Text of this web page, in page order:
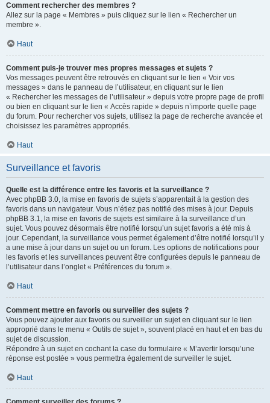
Comment rechercher des membres ?
Allez sur la page « Membres » puis cliquez sur le lien « Rechercher un
membre ».
Haut
Comment puis-je trouver mes propres messages et sujets ?
Vos messages peuvent être retrouvés en cliquant sur le lien « Voir vos
messages » dans le panneau de l’utilisateur, en cliquant sur le lien
« Rechercher les messages de l’utilisateur » depuis votre propre page de profil
ou bien en cliquant sur le lien « Accès rapide » depuis n’importe quelle page
du forum. Pour rechercher vos sujets, utilisez la page de recherche avancée et
choisissez les paramètres appropriés.
Haut
Surveillance et favoris
Quelle est la différence entre les favoris et la surveillance ?
Avec phpBB 3.0, la mise en favoris de sujets s’apparentait à la gestion des
favoris dans un navigateur. Vous n’étiez pas notifié des mises à jour. Depuis
phpBB 3.1, la mise en favoris de sujets est similaire à la surveillance d’un
sujet. Vous pouvez désormais être notifié lorsqu’un sujet favoris a été mis à
jour. Cependant, la surveillance vous permet également d’être notifié lorsqu’il y
a une mise à jour dans un sujet ou un forum. Les options de notifications pour
les favoris et les surveillances peuvent être configurées depuis le panneau de
l’utilisateur dans l’onglet « Préférences du forum ».
Haut
Comment mettre en favoris ou surveiller des sujets ?
Vous pouvez ajouter aux favoris ou surveiller un sujet en cliquant sur le lien
approprié dans le menu « Outils de sujet », souvent placé en haut et en bas du
sujet de discussion.
Répondre à un sujet en cochant la case du formulaire « M’avertir lorsqu’une
réponse est postée » vous permettra également de surveiller le sujet.
Haut